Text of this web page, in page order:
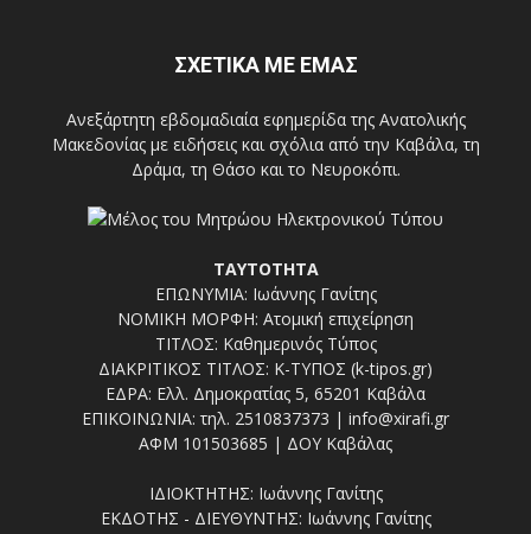
ΣΧΕΤΙΚΑ ΜΕ ΕΜΑΣ
Ανεξάρτητη εβδομαδιαία εφημερίδα της Ανατολικής
Μακεδονίας με ειδήσεις και σχόλια από την Καβάλα, τη
Δράμα, τη Θάσο και το Νευροκόπι.
ΤΑΥΤΟΤΗΤΑ
ΕΠΩΝΥΜΙΑ: Ιωάννης Γανίτης
ΝΟΜΙΚΗ ΜΟΡΦΗ: Ατομική επιχείρηση
ΤΙΤΛΟΣ: Καθημερινός Τύπος
ΔΙΑΚΡΙΤΙΚΟΣ ΤΙΤΛΟΣ: Κ-ΤΥΠΟΣ (k-tipos.gr)
ΕΔΡΑ: Ελλ. Δημοκρατίας 5, 65201 Καβάλα
ΕΠΙΚΟΙΝΩΝΙΑ: τηλ. 2510837373 | info@xirafi.gr
ΑΦΜ 101503685 | ΔΟΥ Καβάλας
ΙΔΙΟΚΤΗΤΗΣ: Ιωάννης Γανίτης
ΕΚΔΟΤΗΣ - ΔΙΕΥΘΥΝΤΗΣ: Ιωάννης Γανίτης